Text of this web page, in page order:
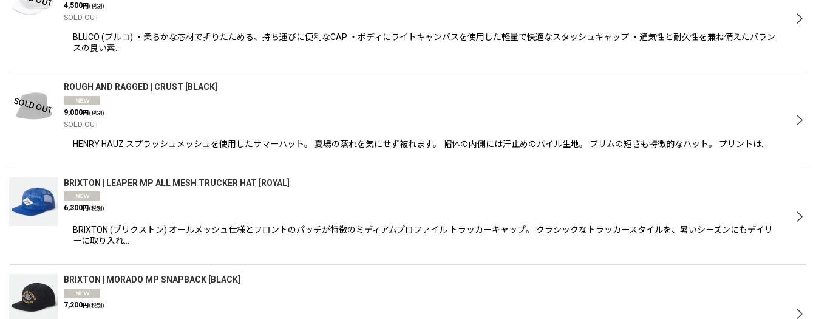
4,500円(税別)
SOLD OUT
BLUCO (ブルコ) ・柔らかな芯材で折りたためる、持ち運びに便利なCAP ・ボディにライトキャンバスを使用した軽量で快適なスタッシュキャップ ・通気性と耐久性を兼ね備えたバラン
スの良い素…
ROUGH AND RAGGED | CRUST BLACK
9,000円(税別)
SOLD OUT
HENRY HAUZ スプラッシュメッシュを使用したサマーハット。 夏場の蒸れを気にせず被れます。 帽体の内側には汗止めのパイル生地。 ブリムの短さも特徴的なハット。 プリントは…
BRIXTON | LEAPER MP ALL MESH TRUCKER HAT ROYAL
6,300円 (税別)
BRIXTON (ブリクストン) オールメッシュ仕様とフロントのパッチが特徴のミディアムプロファイル トラッカーキャップ。 クラシックなトラッカースタイルを、暑いシーズンにもデイリ
ーに取り入れ…
BRIXTON | MORADO MP SNAPBACK BLACK
7,200円 (税別)